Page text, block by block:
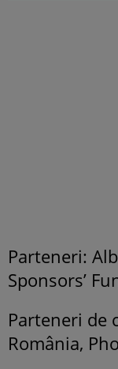
Parteneri:
Sponsors’
Parteneri de
România,